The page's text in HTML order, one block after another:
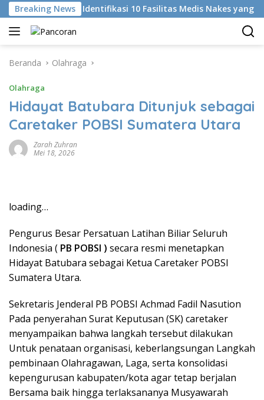
Langsung
ke
konten
Breaking News
KKI Identifikasi 10 Fasilitas Medis Nakes yang
Beranda Olahraga
Olahraga
Hidayat Batubara Ditunjuk sebagai
Caretaker POBSI Sumatera Utara
Zarah Zuhran
Mei 18, 2026
loading…
Pengurus Besar Persatuan Latihan Biliar Seluruh
Indonesia ( PB POBSI ) secara resmi menetapkan
Hidayat Batubara sebagai Ketua Caretaker POBSI
Sumatera Utara.
Sekretaris Jenderal PB POBSI Achmad Fadil Nasution
Pada penyerahan Surat Keputusan (SK) caretaker
menyampaikan bahwa langkah tersebut dilakukan
Untuk penataan organisasi, keberlangsungan Langkah
pembinaan Olahragawan, Laga, serta konsolidasi
kepengurusan kabupaten/kota agar tetap berjalan
Bersama baik hingga terlaksananya Musyawarah